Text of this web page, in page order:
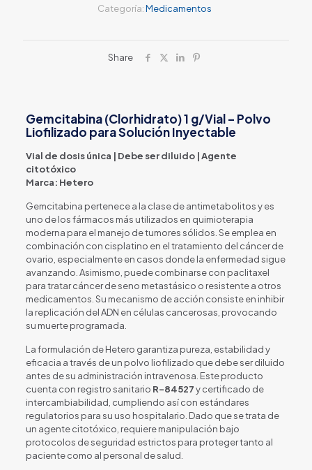
Categoría:Medicamentos
Share
Gemcitabina (Clorhidrato) 1 g/Vial – Polvo
Liofilizado para Solución Inyectable
Vial de dosis única | Debe ser diluido | Agente
citotóxico
Marca: Hetero
Gemcitabina pertenece a la clase de antimetabolitos y es
uno de los fármacos más utilizados en quimioterapia
moderna para el manejo de tumores sólidos. Se emplea en
combinación con cisplatino en el tratamiento del cáncer de
ovario, especialmente en casos donde la enfermedad sigue
avanzando. Asimismo, puede combinarse con paclitaxel
para tratar cáncer de seno metastásico o resistente a otros
medicamentos. Su mecanismo de acción consiste en inhibir
la replicación del ADN en células cancerosas, provocando
su muerte programada.
La formulación de Hetero garantiza pureza, estabilidad y
eficacia a través de un polvo liofilizado que debe ser diluido
antes de su administración intravenosa. Este producto
cuenta con registro sanitario R-84527y certificado de
intercambiabilidad, cumpliendo así con estándares
regulatorios para su uso hospitalario. Dado que se trata de
un agente citotóxico, requiere manipulación bajo
protocolos de seguridad estrictos para proteger tanto al
paciente como al personal de salud.